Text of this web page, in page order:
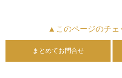
▲このページのチェ
まとめてお問合せ